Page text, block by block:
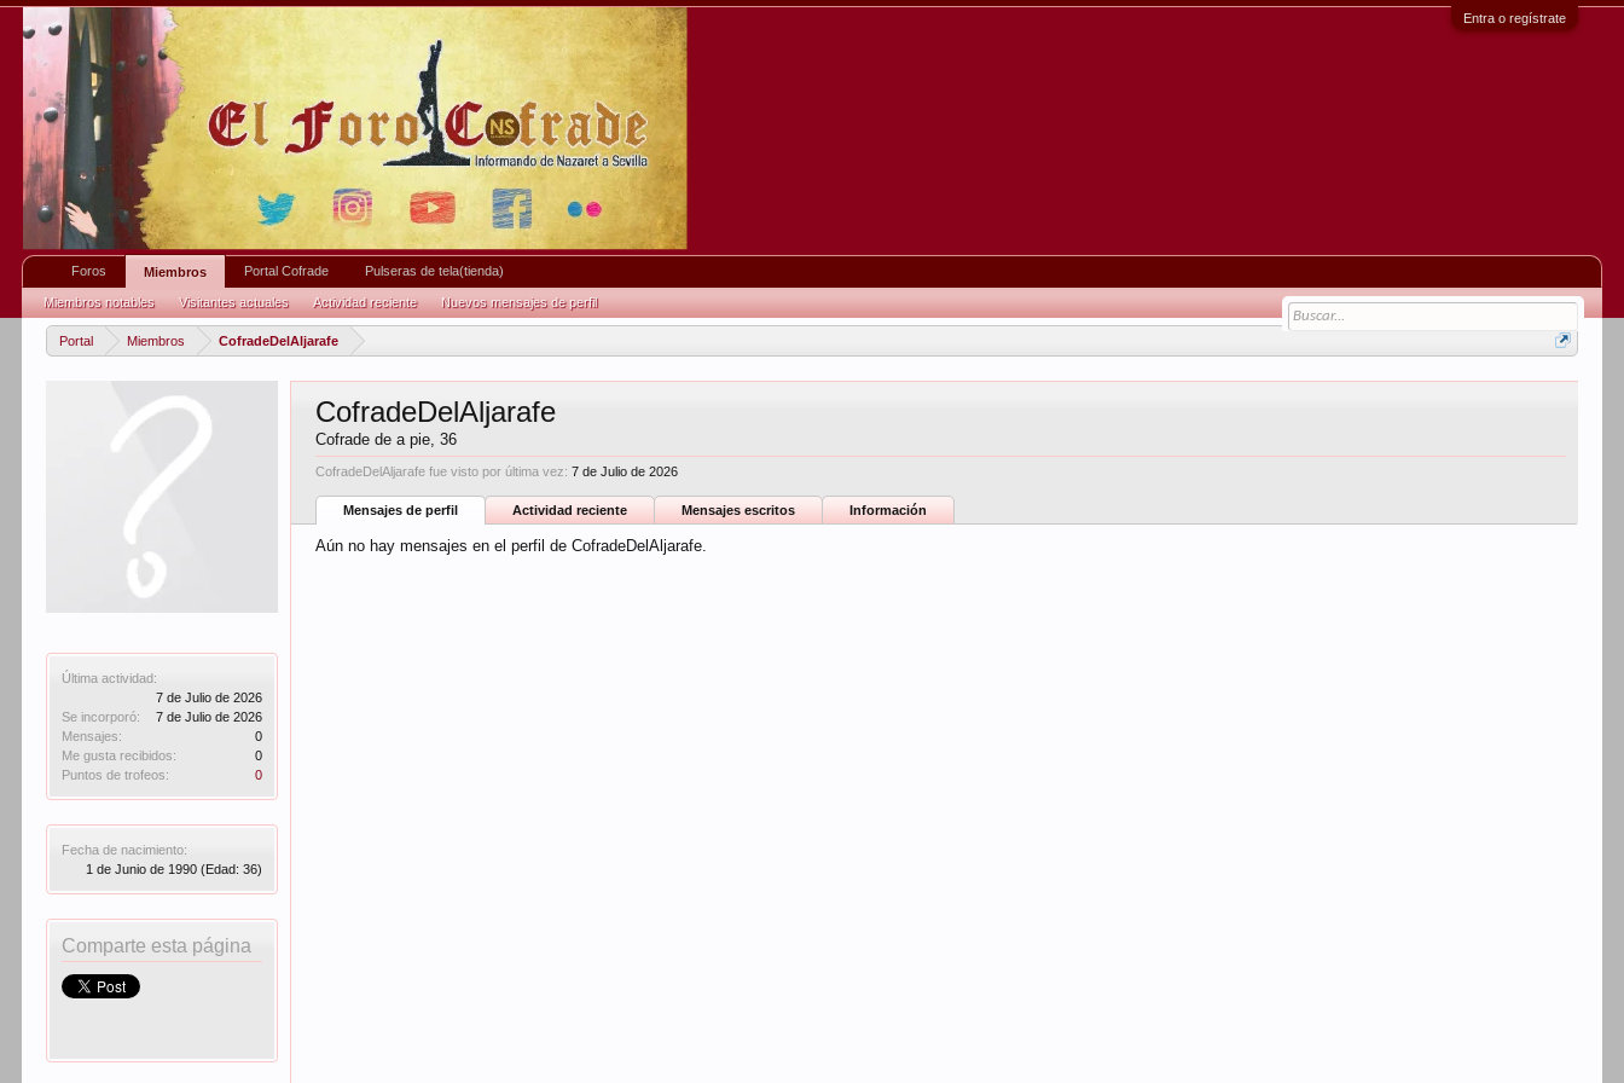
Entra o regístrate
Portal Miembros CofradeDelAljarafe
Última actividad:
7 de Julio de 2026
Se incorporó:
7 de Julio de 2026
Mensajes:
0
Me gusta recibidos:
0
Puntos de trofeos:
0
Fecha de nacimiento:
1 de Junio de 1990 (Edad: 36)
Comparte esta página
CofradeDelAljarafe
Cofrade de a pie, 36
CofradeDelAljarafe fue visto por última vez: 7 de Julio de 2026
Mensajes de perfil Actividad reciente Mensajes escritos Información
Aún no hay mensajes en el perfil de CofradeDelAljarafe.
Foros Miembros
Miembros notables Visitantes actuales Actividad reciente Nuevos mensajes de perfil
Portal Cofrade Pulseras de tela(tienda)